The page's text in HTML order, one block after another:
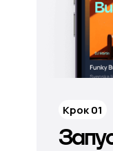
Крок 01